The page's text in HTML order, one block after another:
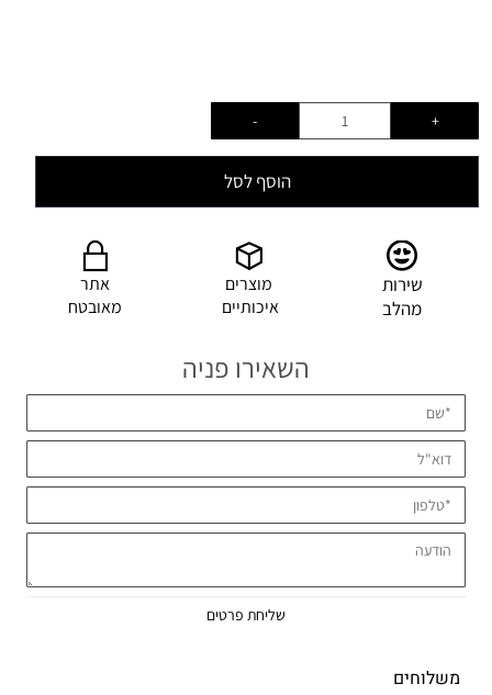
הוסף לסל
שירות
מהלב
מוצרים
איכותיים
אתר
מאובטח
השאירו פניה
משלוחים